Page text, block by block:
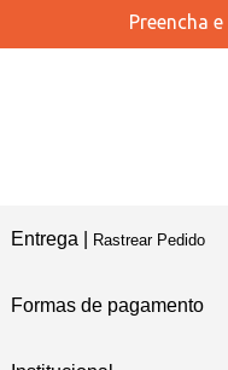
Preencha e
Entrega | Rastrear Pedido
Formas de pagamento